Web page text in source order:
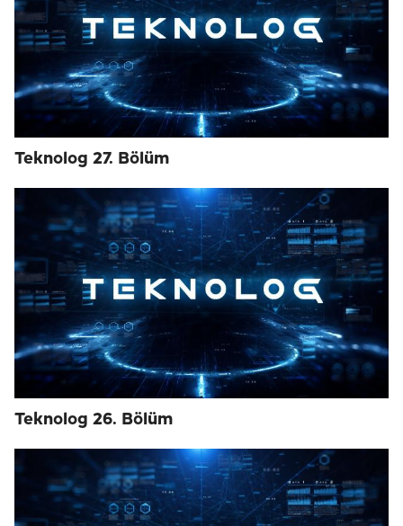
Teknolog 27. Bölüm
Teknolog 26. Bölüm